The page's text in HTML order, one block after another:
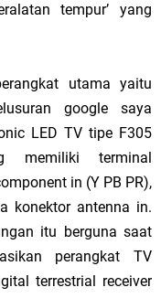
tempur’ yang
utama yaitu
google saya
LED TV tipe F305
memiliki terminal
in (Y PB PR),
konektor antenna in.
itu berguna saat
perangkat TV
terrestrial receiver